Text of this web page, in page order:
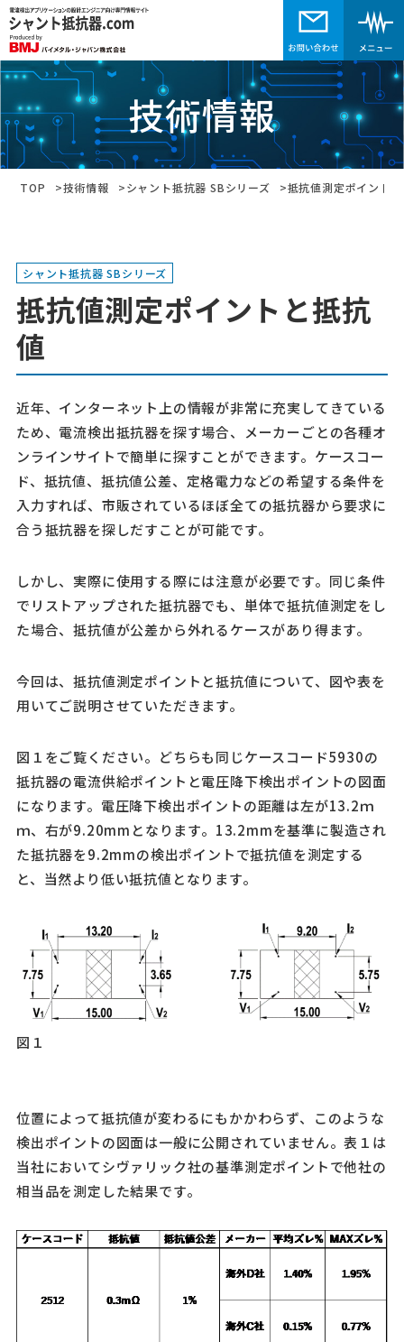
技術情報
TOP 技術情報 シャント抵抗器 SBシリーズ 抵抗値測定ポイント
シャント抵抗器 SBシリーズ
抵抗値測定ポイントと抵抗
値
近年、インターネット上の情報が非常に充実してきている
ため、電流検出抵抗器を探す場合、メーカーごとの各種オ
ンラインサイトで簡単に探すことができます。ケースコー
ド、抵抗値、抵抗値公差、定格電力などの希望する条件を
入力すれば、市販されているほぼ全ての抵抗器から要求に
合う抵抗器を探しだすことが可能です。
しかし、実際に使用する際には注意が必要です。同じ条件
でリストアップされた抵抗器でも、単体で抵抗値測定をし
た場合、抵抗値が公差から外れるケースがあり得ます。
今回は、抵抗値測定ポイントと抵抗値について、図や表を
用いてご説明させていただきます。
図１をご覧ください。どちらも同じケースコード5930の
抵抗器の電流供給ポイントと電圧降下検出ポイントの図面
になります。電圧降下検出ポイントの距離は左が13.2ｍ
ｍ、右が9.20mmとなります。13.2mmを基準に製造され
た抵抗器を9.2mmの検出ポイントで抵抗値を測定する
と、当然より低い抵抗値となります。
図１
位置によって抵抗値が変わるにもかかわらず、このような
検出ポイントの図面は一般に公開されていません。表１は
当社においてシヴァリック社の基準測定ポイントで他社の
相当品を測定した結果です。